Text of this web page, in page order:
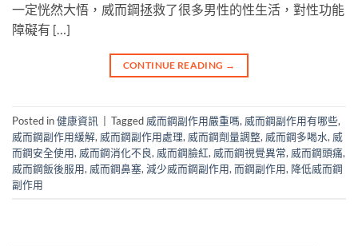
一定恍然大悟，威而鋼拯救了很多男性的性生活，對性功能
障礙有 […]
CONTINUE READING →
Posted in健康資訊 | Tagged 威而鋼副作用嚴重嗎, 威而鋼副作用有哪些,
威而鋼副作用緩解, 威而鋼副作用處理, 威而鋼劑量調整, 威而鋼多喝水, 威
而鋼安全使用, 威而鋼消化不良, 威而鋼臉紅, 威而鋼視覺異常, 威而鋼頭痛,
威而鋼飯後服用, 威而鋼鼻塞, 減少威而鋼副作用, 而鋼副作用, 降低威而鋼
副作用